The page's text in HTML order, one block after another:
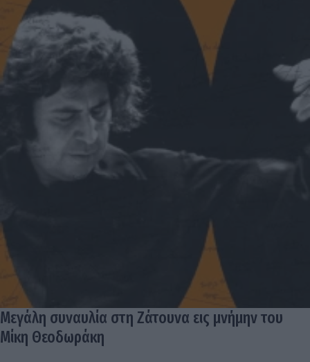
Μεγάλη συναυλία στη Ζάτουνα εις μνήμην του
Μίκη Θεοδωράκη